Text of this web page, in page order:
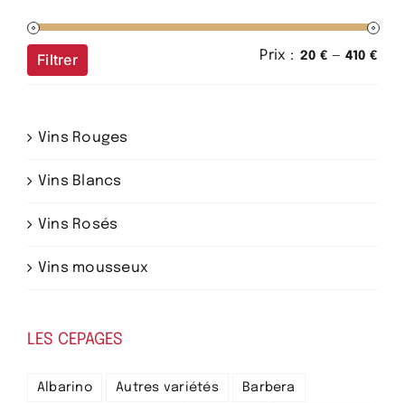
Filtrer Prix : 20 € — 410 €
Vins Rouges
Vins Blancs
Vins Rosés
Vins mousseux
LES CEPAGES
Albarino Autres variétés Barbera